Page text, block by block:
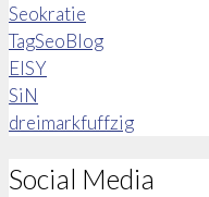
Seokratie
TagSeoBlog
EISY
SiN
dreimarkfuffzig
Social Media